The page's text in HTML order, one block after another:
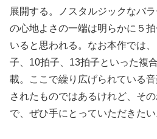
展開する。ノスタルジックなバ
の心地よさの一端は明らかに５
いると思われる。なお本作では
子、10拍子、13拍子といった複
載。ここで繰り広げられている
されたものではあるけれど、そ
で、ぜひ手にとっていただきたい